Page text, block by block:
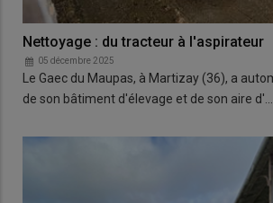
Nettoyage : du tracteur à l'aspirateur
05 décembre 2025
Le Gaec du Maupas, à Martizay (36), a
de son bâtiment d'élevage et de son aire d'…